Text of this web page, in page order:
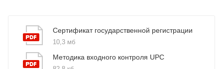
Сертификат государственной регистрации
10,3 мб
Методика входного контроля UPC